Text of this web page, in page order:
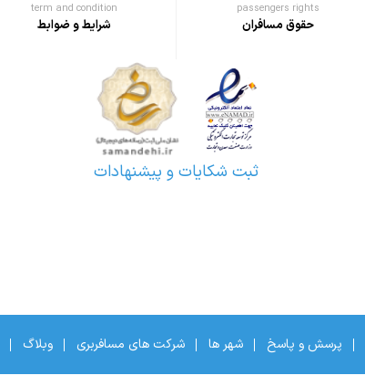
passengers rights
حقوق مسافران
term and condition
شرایط و ضوابط
ثبت شکایات و پیشنهادات
پرسش و پاسخ شهر ها شرکت های مسافربری وبلاگ